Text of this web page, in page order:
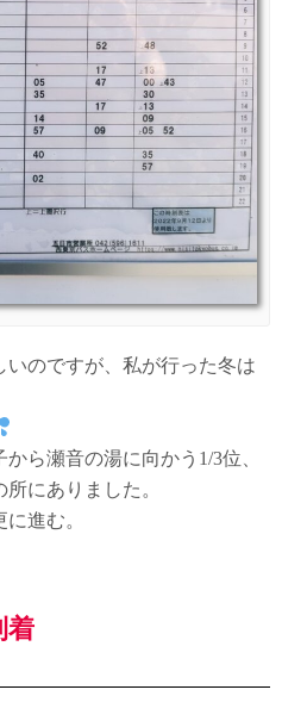
のですが、私が行った冬は
ら瀬音の湯に向かう1/3位、
にありました。
進む。
着